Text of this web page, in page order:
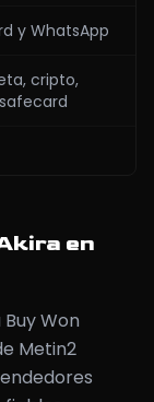
y WhatsApp
cripto,
en
Won
Metin2